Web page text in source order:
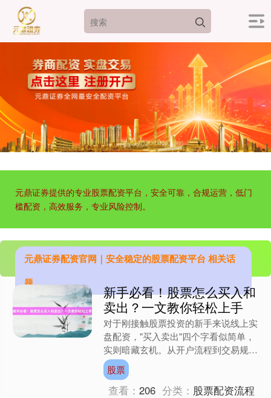
元鼎证券提供的专业股票配资平台，安全可靠，合规运营，低门
槛配资，高效服务，专业风险控制。
元鼎证券配资官网｜安全稳定的股票配资平台 相关话
题
新手必看！股票怎么买入和
卖出？一文教你轻松上手
对于刚接触股票投资的新手来说线上实
盘配资，"买入卖出"四个字看似简单，
实则暗藏玄机。从开户流程到交易规
则，从资金管理到风险控制，每个环节
都可能影响最终收益。本文....
股票
查看：206 分类： 股票配资流程